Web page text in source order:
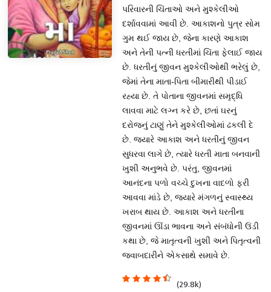
પરિવારની ચિંતાઓ અને મુશ્કેલીઓ
દર્શાવવામાં આવી છે. આકાશનો પુત્ર સોમ
ગુમ થઈ જાય છે, જેના કારણે આકાશ
અને તેની પત્ની ધરતીમાં ચિંતા ફેલાઈ જાય
છે. ધરતીનું જીવન મુશ્કેલીઓથી ભરેલું છે,
જેમાં તેના માતા-પિતા બીમારીથી પીડાઈ
રહ્યા છે. તે પોતાના જીવનમાં સમૃદ્ધિ
લાવવા માટે લગ્ન કરે છે, છતાં ઘરનું
દરોજનું ટાણું તેને મુશ્કેલીઓમાં ઢકલી દે
છે. જ્યારે આકાશ અને ધરતીનું જીવન
સુધરવા લાગે છે, ત્યારે ધરતી માતા બનવાની
ખુશી અનુભવે છે. પરંતુ, જીવનમાં
આનંદના પળો વચ્ચે દુખના વાદળો ફરી
આવવા માંડે છે, જ્યારે મંગળનું સ્વાસ્થ્ય
ખરાબ થાય છે. આકાશ અને ધરતીના
જીવનમાં ઊંડા ભાવના અને સંબંધોની ઉંડી
કથા છે, જે માતૃત્વની ખુશી અને પિતૃત્વની
જવાબદારીને એકસાથે સમાવે છે.
(29.8k)